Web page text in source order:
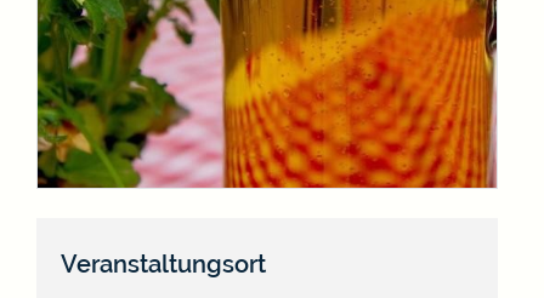
Veranstaltungsort